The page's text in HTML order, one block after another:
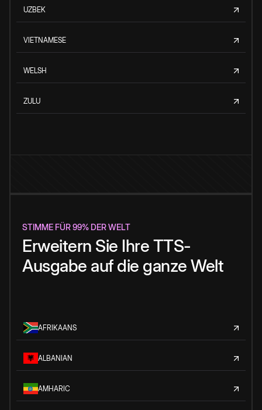
UZBEK
VIETNAMESE
WELSH
ZULU
STIMME FÜR 99% DER WELT
Erweitern Sie Ihre TTS-
Ausgabe auf die ganze Welt
AFRIKAANS
ALBANIAN
AMHARIC